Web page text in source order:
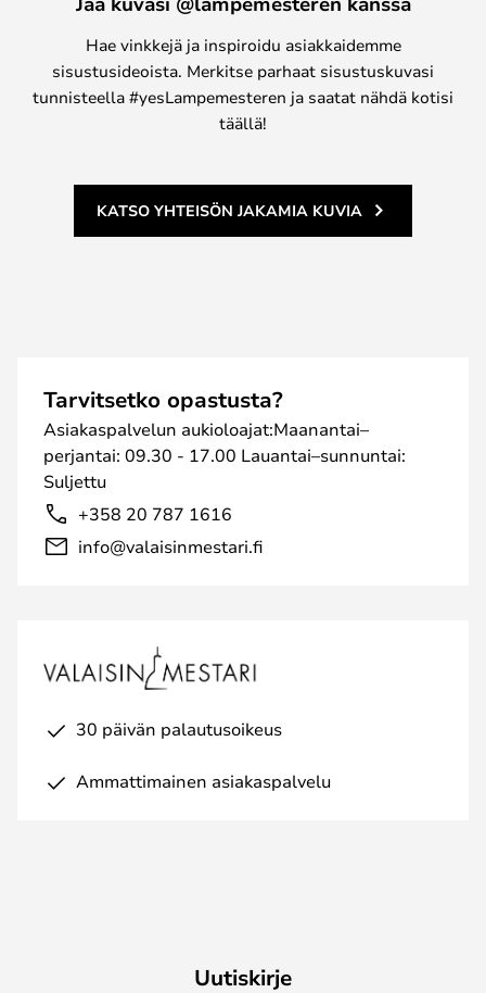
Hae vinkkejä ja inspiroidu asiakkaidemme
sisustusideoista. Merkitse parhaat sisustuskuvasi
tunnisteella #yesLampemesteren ja saatat nähdä kotisi
täällä!
KATSO YHTEISÖN JAKAMIA KUVIA
Tarvitsetko opastusta?
Asiakaspalvelun aukioloajat:Maanantai–
perjantai: 09.30 - 17.00 Lauantai–sunnuntai:
Suljettu
+358 20 787 1616
info@valaisinmestari.fi
30 päivän palautusoikeus
Ammattimainen asiakaspalvelu
Uutiskirje